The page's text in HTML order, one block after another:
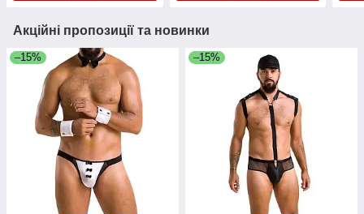
Акційні пропозиції та новинки
–15% –15%